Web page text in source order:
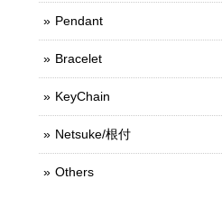
Pendant
Bracelet
KeyChain
Netsuke/根付
Others